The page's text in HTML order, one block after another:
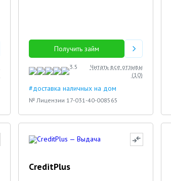
Получить займ
3.5
Читать все отзывы
(10)
#доставка наличных на дом
№ Лицензии 17-031-40-008565
CreditPlus